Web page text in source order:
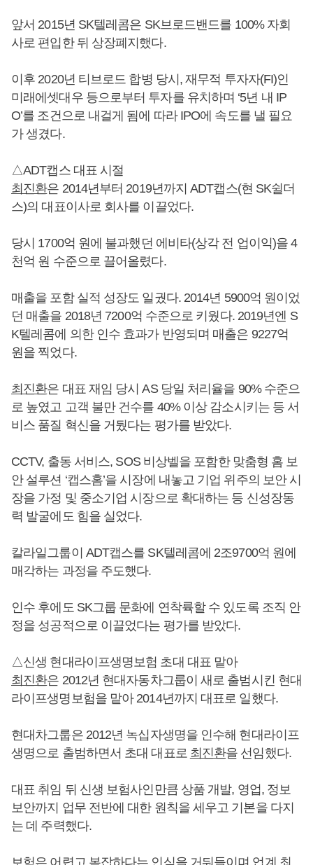
앞서 2015년 SK텔레콤은 SK브로드밴드를 100% 자회
사로 편입한 뒤 상장폐지했다.
이후 2020년 티브로드 합병 당시, 재무적 투자자(FI)인
미래에셋대우 등으로부터 투자를 유치하며 ‘5년 내 IP
O’를 조건으로 내걸게 됨에 따라 IPO에 속도를 낼 필요
가 생겼다.
△ADT캡스 대표 시절
최진환은 2014년부터 2019년까지 ADT캡스(현 SK쉴더
스)의 대표이사로 회사를 이끌었다.
당시 1700억 원에 불과했던 에비타(상각 전 업이익)을 4
천억 원 수준으로 끌어올렸다.
매출을 포함 실적 성장도 일궜다. 2014년 5900억 원이었
던 매출을 2018년 7200억 수준으로 키웠다. 2019년엔 S
K텔레콤에 의한 인수 효과가 반영되며 매출은 9227억
원을 찍었다.
최진환은 대표 재임 당시 AS 당일 처리율을 90% 수준으
로 높였고 고객 불만 건수를 40% 이상 감소시키는 등 서
비스 품질 혁신을 거뒀다는 평가를 받았다.
CCTV, 출동 서비스, SOS 비상벨을 포함한 맞춤형 홈 보
안 설루션 ‘캡스홈’을 시장에 내놓고 기업 위주의 보안 시
장을 가정 및 중소기업 시장으로 확대하는 등 신성장동
력 발굴에도 힘을 실었다.
칼라일그룹이 ADT캡스를 SK텔레콤에 2조9700억 원에
매각하는 과정을 주도했다.
인수 후에도 SK그룹 문화에 연착륙할 수 있도록 조직 안
정을 성공적으로 이끌었다는 평가를 받았다.
△신생 현대라이프생명보험 초대 대표 맡아
최진환은 2012년 현대자동차그룹이 새로 출범시킨 현대
라이프생명보험을 맡아 2014년까지 대표로 일했다.
현대차그룹은 2012년 녹십자생명을 인수해 현대라이프
생명으로 출범하면서 초대 대표로 최진환을 선임했다.
대표 취임 뒤 신생 보험사인만큼 상품 개발, 영업, 정보
보안까지 업무 전반에 대한 원칙을 세우고 기본을 다지
는 데 주력했다.